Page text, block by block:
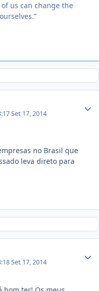
us can change the
Set 17, 2014
no Brasil que
leva direto para
Set 17, 2014